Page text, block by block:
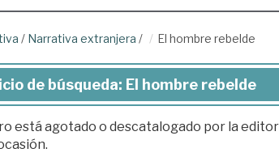
/ Narrativa extranjera / El hombre rebelde
de búsqueda: El hombre rebelde
está agotado o descatalogado por la